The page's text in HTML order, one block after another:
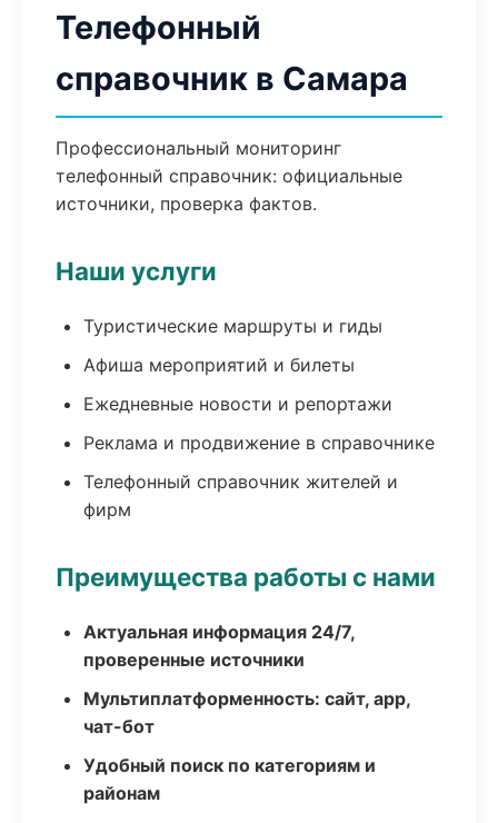
Телефонный
справочник в Самара
Профессиональный мониторинг
телефонный справочник: официальные
источники, проверка фактов.
Наши услуги
Туристические маршруты и гиды
Афиша мероприятий и билеты
Ежедневные новости и репортажи
Реклама и продвижение в справочнике
Телефонный справочник жителей и
фирм
Преимущества работы с нами
Актуальная информация 24/7,
проверенные источники
Мультиплатформенность: сайт, app,
чат-бот
Удобный поиск по категориям и
районам